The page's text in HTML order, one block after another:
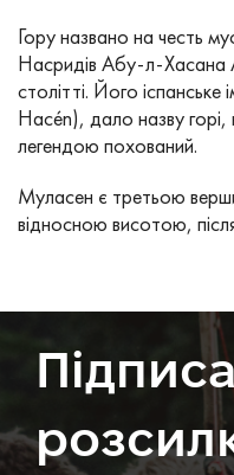
Гору названо на честь
Насридів Абу-л-Хасана
столітті. Його
Hacén), дало назву горі,
легендою похований.
Муласен є третьою
відносною висотою,